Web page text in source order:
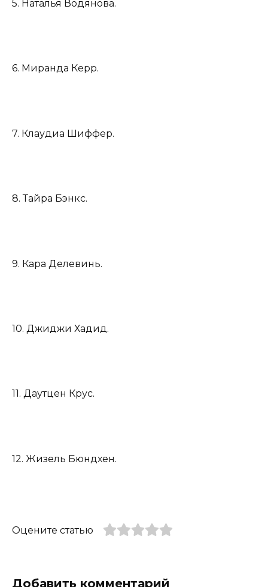
5. Наталья Водянова.
6. Миранда Керр.
7. Клаудиа Шиффер.
8. Тайра Бэнкс.
9. Кара Делевинь.
10. Джиджи Хадид.
11. Даутцен Крус.
12. Жизель Бюндхен.
Оцените статью
Добавить комментарий